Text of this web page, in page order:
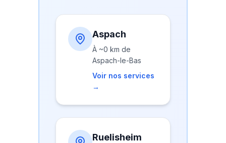
Aspach
À ~0 km de
Aspach-le-Bas
Voir nos services
→
Ruelisheim